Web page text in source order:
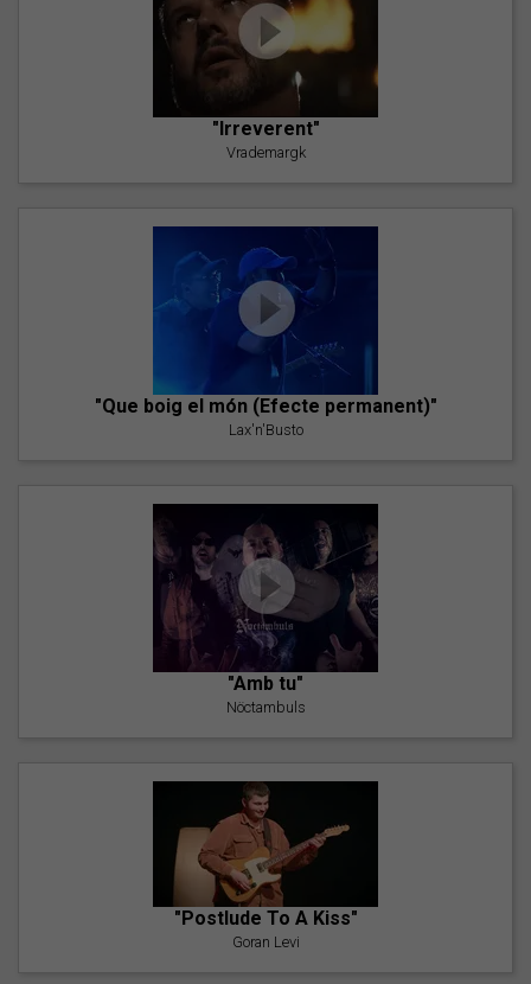
"Irreverent"
Vrademargk
"Que boig el món (Efecte permanent)"
Lax'n'Busto
"Amb tu"
Nöctambuls
"Postlude To A Kiss"
Goran Levi